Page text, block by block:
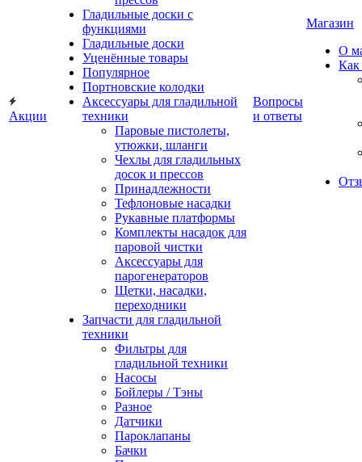
Акции
Гладильные доски с
функциями
Гладильные доски
Уценённые товары
Популярное
Портновские колодки
Аксессуары для гладильной
техники
Паровые пистолеты,
утюжки, шланги
Чехлы для гладильных
досок и прессов
Принадлежности
Тефлоновые насадки
Рукавные платформы
Комплекты насадок для
паровой чистки
Аксессуары для
парогенераторов
Щетки, насадки,
переходники
Запчасти для гладильной
техники
Фильтры для
гладильной техники
Насосы
Бойлеры / Тэны
Разное
Датчики
Пароклапаны
Бачки
Вопросы
и ответы
Магазин
О
Как